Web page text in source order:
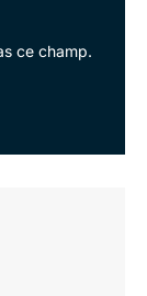
ce champ.